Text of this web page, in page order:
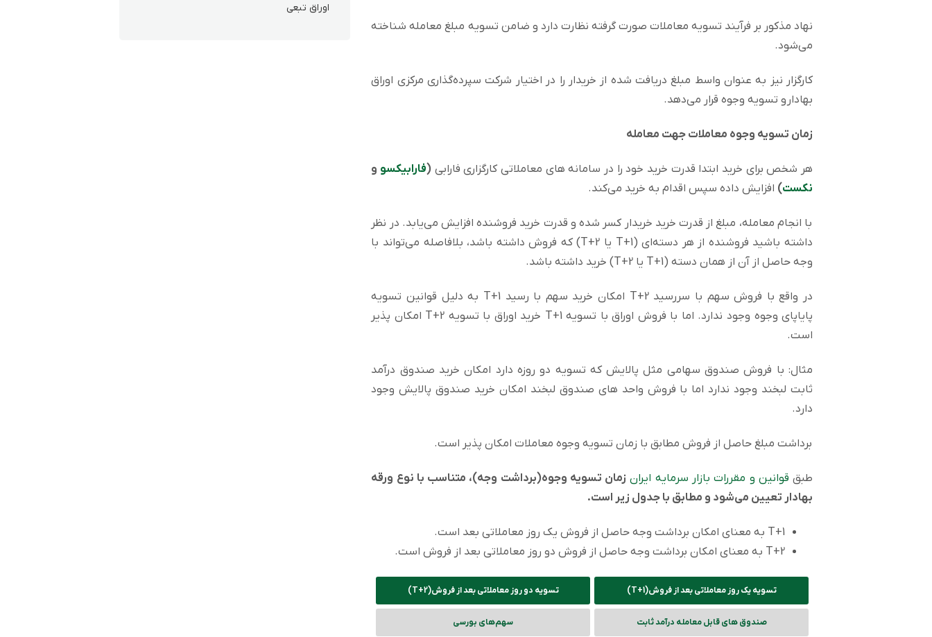
نهاد مذکور بر فرآیند تسویه معاملات صورت گرفته نظارت دارد و ضامن تسویه مبلغ معامله شناخته
می‌شود.
کارگزار نیز به عنوان واسط مبلغ دریافت شده از خریدار را در اختیار شرکت سپرده‌گذاری مرکزی اوراق
بهادار و تسویه وجوه قرار می‌دهد.
زمان تسویه وجوه معاملات جهت معامله
هر شخص برای خرید ابتدا قدرت خرید خود را در سامانه های معاملاتی کارگزاری فارابی (فارابیکسو و
نکست) افزایش داده سپس اقدام به خرید می‌کند.
با انجام معامله، مبلغ از قدرت خرید خریدار کسر شده و قدرت خرید فروشنده افزایش می‌یابد. در نظر
داشته باشید فروشنده از هر دسته‌ای (T+1 یا T+2) که فروش داشته باشد، بلافاصله می‌تواند با
وجه حاصل از آن از همان دسته (T+1 یا T+2) خرید داشته باشد.
در واقع با فروش سهم با سررسید T+2 امکان خرید سهم با رسید T+1 به دلیل قوانین تسویه
پایاپای وجوه وجود ندارد. اما با فروش اوراق با تسویه T+1 خرید اوراق با تسویه T+2 امکان پذیر
است.
مثال: با فروش صندوق سهامی مثل پالایش که تسویه دو روزه دارد امکان خرید صندوق درآمد
ثابت لبخند وجود ندارد اما با فروش واحد های صندوق لبخند امکان خرید صندوق پالایش وجود
دارد.
برداشت مبلغ حاصل از فروش مطابق با زمان تسویه وجوه معاملات امکان پذیر است.
طبق قوانین و مقررات بازار سرمایه ایران زمان تسویه وجوه(برداشت وجه)، متناسب با نوع ورقه
بهادار تعیین می‌شود و مطابق با جدول زیر است.
T+1 به معنای امکان برداشت وجه حاصل از فروش یک روز معاملاتی بعد است.
T+2 به معنای امکان برداشت وجه حاصل از فروش دو روز معاملاتی بعد از فروش است.
تسویه یک روز معاملاتی بعد از فروش(T+1) تسویه دو روز معاملاتی بعد از فروش(T+2)
صندوق های قابل معامله درآمد ثابت سهم‌های بورسی
اوراق تبعی